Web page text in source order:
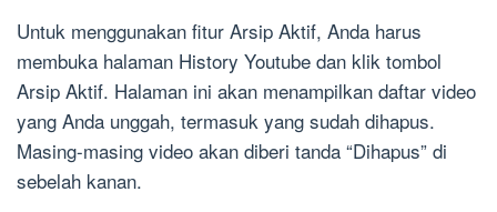
Untuk menggunakan fitur Arsip Aktif, Anda harus
membuka halaman History Youtube dan klik tombol
Arsip Aktif. Halaman ini akan menampilkan daftar video
yang Anda unggah, termasuk yang sudah dihapus.
Masing-masing video akan diberi tanda “Dihapus” di
sebelah kanan.